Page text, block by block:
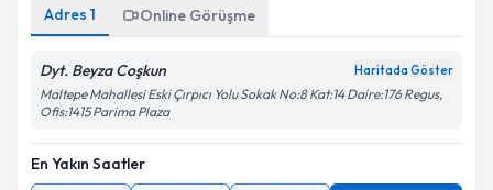
Adres 1 Online Görüşme
Dyt. Beyza Coşkun Haritada Göster
Maltepe Mahallesi Eski Çırpıcı Yolu Sokak No:8 Kat:14 Daire:176 Regus,
Ofis:1415 Parima Plaza
En Yakın Saatler